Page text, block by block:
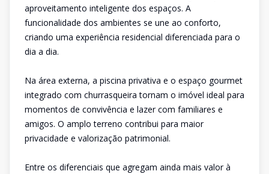
aproveitamento inteligente dos espaços. A
funcionalidade dos ambientes se une ao conforto,
criando uma experiência residencial diferenciada para o
dia a dia.
Na área externa, a piscina privativa e o espaço gourmet
integrado com churrasqueira tornam o imóvel ideal para
momentos de convivência e lazer com familiares e
amigos. O amplo terreno contribui para maior
privacidade e valorização patrimonial.
Entre os diferenciais que agregam ainda mais valor à